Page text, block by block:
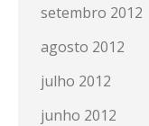
setembro 2012
agosto 2012
julho 2012
junho 2012